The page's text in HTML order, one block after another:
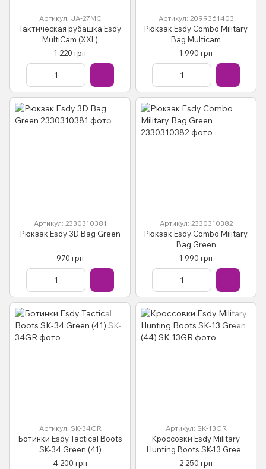
Артикул: JA-27MC
Тактическая рубашка Esdy
MultiCam (XXL)
1 220 грн
Артикул: 2099361403
Рюкзак Esdy Combo Military
Bag Multicam
1 990 грн
Артикул: 2330310381
Рюкзак Esdy 3D Bag Green
970 грн
Артикул: 2330310382
Рюкзак Esdy Combo Military
Bag Green
1 990 грн
Артикул: SK-34GR
Ботинки Esdy Tactical Boots
SK-34 Green (41)
4 200 грн
Артикул: SK-13GR
Кроссовки Esdy Military
Hunting Boots SK-13 Green
(44)
2 250 грн